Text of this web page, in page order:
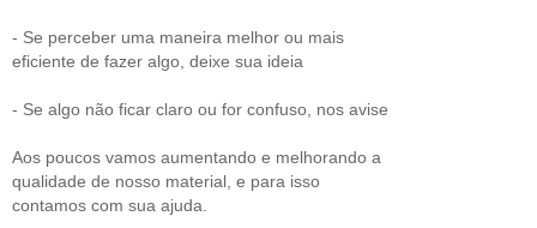
- Se perceber uma maneira melhor ou mais
eficiente de fazer algo, deixe sua ideia
- Se algo não ficar claro ou for confuso, nos avise
Aos poucos vamos aumentando e melhorando a
qualidade de nosso material, e para isso
contamos com sua ajuda.